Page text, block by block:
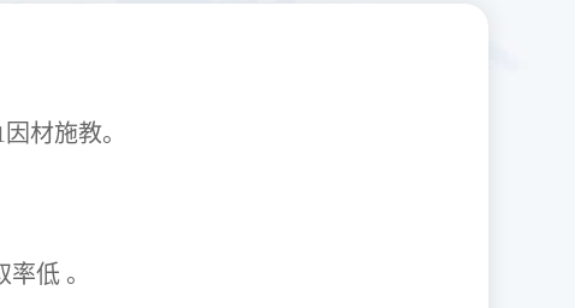
1因材施教。
录取率低 。